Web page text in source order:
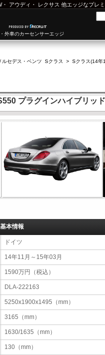
・ アウディ ・ レクサス 他エッジなプレ
外車のカーセンサーエッジ
ルセデス・ベンツ Sクラス > Sクラス(14年
プラグインハイブリッ
基本情報
ドイツ
14年11月～15年03月
1590万円（税込）
DLA-222163
5250x1900x1495（mm）
3165（mm）
1630/1635（mm）
130（mm）